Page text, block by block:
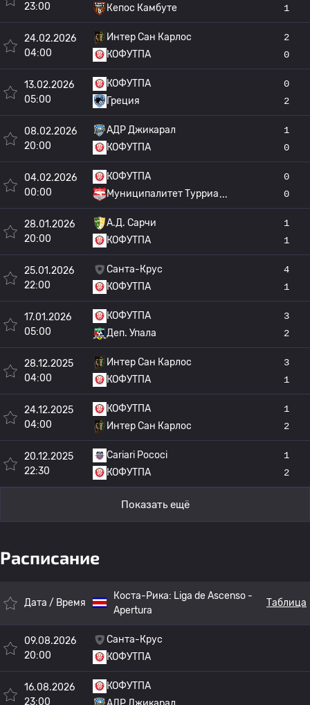
23:00
Кепос Камбуте
1
24.02.2026
04:00
Интер Сан Карлос
КОФУТПА
2
0
13.02.2026
05:00
КОФУТПА
Греция
0
2
08.02.2026
20:00
АДР Джикарал
КОФУТПА
1
0
04.02.2026
00:00
КОФУТПА
Муниципалитет Турриа
0
0
28.01.2026
20:00
А.Д. Сарчи
КОФУТПА
1
1
25.01.2026
22:00
Санта-Крус
КОФУТПА
4
1
17.01.2026
05:00
КОФУТПА
Деп. Упала
3
2
28.12.2025
04:00
Интер Сан Карлос
КОФУТПА
3
1
24.12.2025
04:00
КОФУТПА
Интер Сан Карлос
1
2
20.12.2025
22:30
Cariari Pococi
КОФУТПА
1
2
Показать ещё
Расписание
Дата / Время
Коста-Рика: Liga de Ascenso -
Apertura
Таблица
09.08.2026
20:00
Санта-Крус
КОФУТПА
16.08.2026
23:00
КОФУТПА